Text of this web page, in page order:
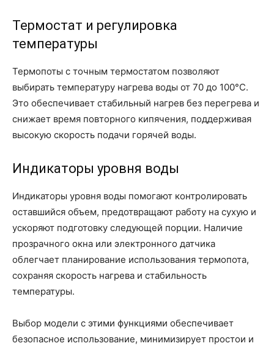
Термостат и регулировка
температуры
Термопоты с точным термостатом позволяют
выбирать температуру нагрева воды от 70 до 100°С.
Это обеспечивает стабильный нагрев без перегрева и
снижает время повторного кипячения, поддерживая
высокую скорость подачи горячей воды.
Индикаторы уровня воды
Индикаторы уровня воды помогают контролировать
оставшийся объем, предотвращают работу на сухую и
ускоряют подготовку следующей порции. Наличие
прозрачного окна или электронного датчика
облегчает планирование использования термопота,
сохраняя скорость нагрева и стабильность
температуры.
Выбор модели с этими функциями обеспечивает
безопасное использование, минимизирует простои и